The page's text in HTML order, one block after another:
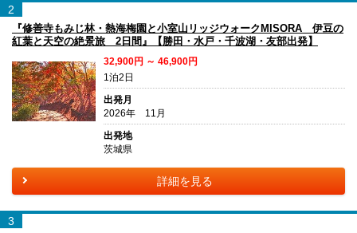
2
『修善寺もみじ林・熱海梅園と小室山リッジウォークMISORA 伊豆の
紅葉と天空の絶景旅 2日間』【勝田・水戸・千波湖・友部出発】
32,900円 ～ 46,900円
1泊2日
出発月
2026年 11月
出発地
茨城県
詳細を見る
3